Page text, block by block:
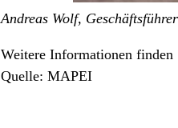
Andreas Wolf,
Weitere Informationen finden
Quelle: MAPEI